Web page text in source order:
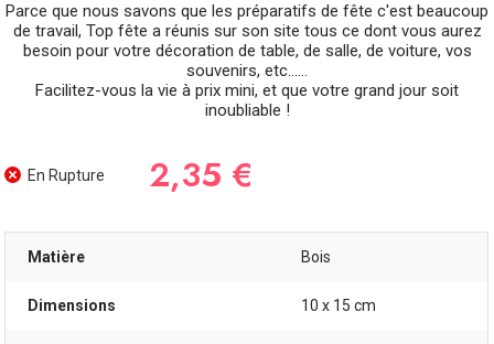
Parce que nous savons que les préparatifs de fête c'est beaucoup
de travail, Top fête a réunis sur son site tous ce dont vous aurez
besoin pour votre décoration de table, de salle, de voiture, vos
souvenirs, etc......
Facilitez-vous la vie à prix mini, et que votre grand jour soit
inoubliable !
En Rupture 2,35 €
Matière Bois
Dimensions 10 x 15 cm